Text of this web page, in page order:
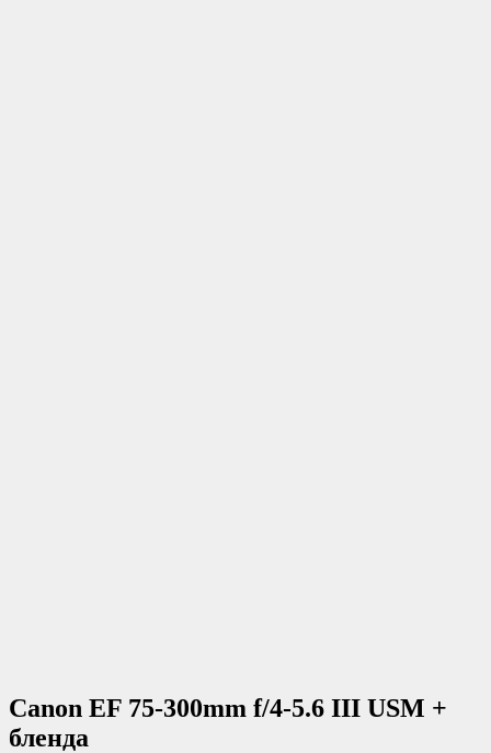
Canon EF 75-300mm f/4-5.6 III USM +
бленда